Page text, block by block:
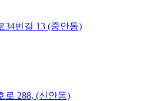
34번길 13 (중안동)
로 288, (신안동)